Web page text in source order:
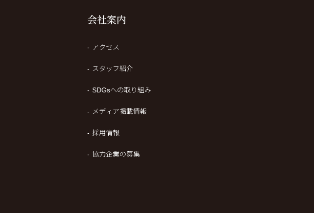
会社案内
アクセス
スタッフ紹介
SDGsへの取り組み
メディア掲載情報
採用情報
協力企業の募集